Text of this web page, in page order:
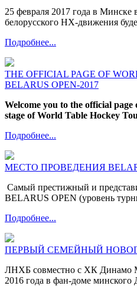
25 февраля 2017 года в Минске
белорусского НХ-движения
Подробнее...
THE OFFICIAL PAGE OF
BELARUS OPEN-2017
Welcome you to the official
stage of World Table Hockey
Подробнее...
МЕСТО ПРОВЕДЕНИЯ
Самый престижный и
BELARUS OPEN (уровень
Подробнее...
ПЕРВЫЙ СЕМЕЙНЫЙ
ЛНХБ совместно с ХК Динамо
2016 года в фан-доме